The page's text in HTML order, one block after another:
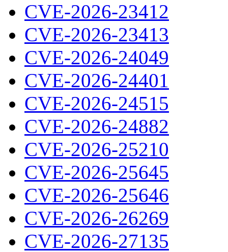
CVE-2026-23412
CVE-2026-23413
CVE-2026-24049
CVE-2026-24401
CVE-2026-24515
CVE-2026-24882
CVE-2026-25210
CVE-2026-25645
CVE-2026-25646
CVE-2026-26269
CVE-2026-27135